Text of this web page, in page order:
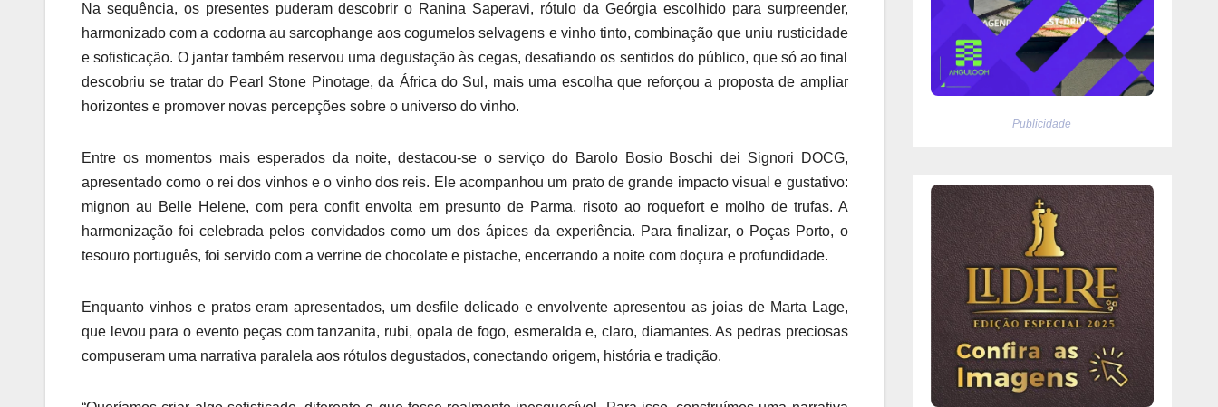
Na sequência, os presentes puderam descobrir o Ranina Saperavi, rótulo da Geórgia escolhido para surpreender,
harmonizado com a codorna au sarcophange aos cogumelos selvagens e vinho tinto, combinação que uniu rusticidade
e sofisticação. O jantar também reservou uma degustação às cegas, desafiando os sentidos do público, que só ao final
descobriu se tratar do Pearl Stone Pinotage, da África do Sul, mais uma escolha que reforçou a proposta de ampliar
horizontes e promover novas percepções sobre o universo do vinho.
Entre os momentos mais esperados da noite, destacou-se o serviço do Barolo Bosio Boschi dei Signori DOCG,
apresentado como o rei dos vinhos e o vinho dos reis. Ele acompanhou um prato de grande impacto visual e gustativo:
mignon au Belle Helene, com pera confit envolta em presunto de Parma, risoto ao roquefort e molho de trufas. A
harmonização foi celebrada pelos convidados como um dos ápices da experiência. Para finalizar, o Poças Porto, o
tesouro português, foi servido com a verrine de chocolate e pistache, encerrando a noite com doçura e profundidade.
Enquanto vinhos e pratos eram apresentados, um desfile delicado e envolvente apresentou as joias de Marta Lage,
que levou para o evento peças com tanzanita, rubi, opala de fogo, esmeralda e, claro, diamantes. As pedras preciosas
compuseram uma narrativa paralela aos rótulos degustados, conectando origem, história e tradição.
Publicidade